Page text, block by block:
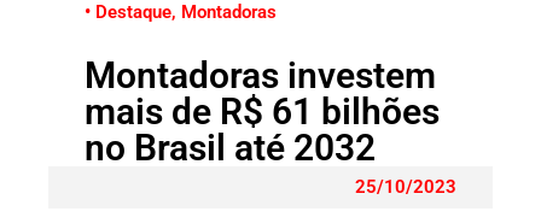
• Destaque, Montadoras
Montadoras investem
mais de R$ 61 bilhões
no Brasil até 2032
25/10/2023